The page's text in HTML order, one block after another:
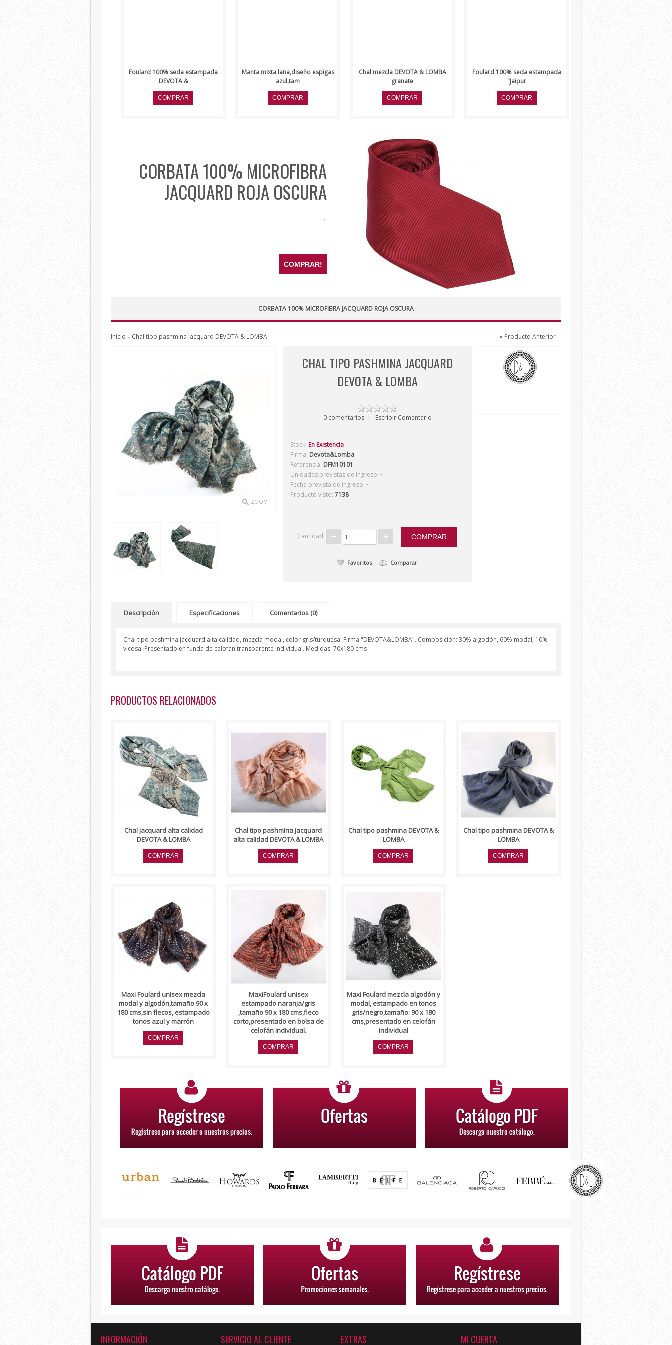
Foulard 100% seda estampada
DEVOTA &
Manta mixta lana,diseño espigas
azul,tam
Chal mezcla DEVOTA & LOMBA
granate
Foulard 100% seda estampada
"Jaipur
CORBATA 100% MICROFIBRA
JACQUARD ROJA OSCURA
..
COMPRAR!
CORBATA 100% MICROFIBRA JACQUARD ROJA OSCURA
Inicio » Chal tipo pashmina jacquard DEVOTA & LOMBA « Producto Anterior
ZOOM
CHAL TIPO PASHMINA JACQUARD
DEVOTA & LOMBA
0 comentarios| Escribir Comentario
Stock: En Existencia
Firma: Devota&Lomba
Referencia: DFM10101
Unidades previstas de ingreso: -
Fecha prevista de ingreso: -
Producto visto: 7138
Cantidad:
Favoritos Comparar
Descripción Especificaciones Comentarios (0)
Chal tipo pashmina jacquard alta calidad, mezcla modal, color gris/turquesa. Firma "DEVOTA&LOMBA". Composición: 30% algodón, 60% modal, 10%
vicosa. Presentado en funda de celofán transparente individual. Medidas: 70x180 cms
PRODUCTOS RELACIONADOS
..
Chal jacquard alta calidad
DEVOTA & LOMBA
Chal tipo pashmina jacquard
alta calidad, mezcla
modal/algodón, color rosa.
Firma "DEVOTA&LOMBA"..
Chal tipo pashmina jacquard
alta calidad DEVOTA & LOMBA
..
Chal tipo pashmina DEVOTA &
LOMBA
..
Chal tipo pashmina DEVOTA &
LOMBA
..
Maxi Foulard unisex mezcla
modal y algodón,tamaño 90 x
180 cms,sin flecos, estampado
tonos azul y marrón
..
MaxiFoulard unisex
estampado naranja/gris
,tamaño 90 x 180 cms,fleco
corto,presentado en bolsa de
celofán individual.
..
Maxi Foulard mezcla algodón y
modal, estampado en tonos
gris/negro,tamaño: 90 x 180
cms,presentado en celofán
individual
INFORMACIÓN SERVICIO AL CLIENTE EXTRAS MI CUENTA